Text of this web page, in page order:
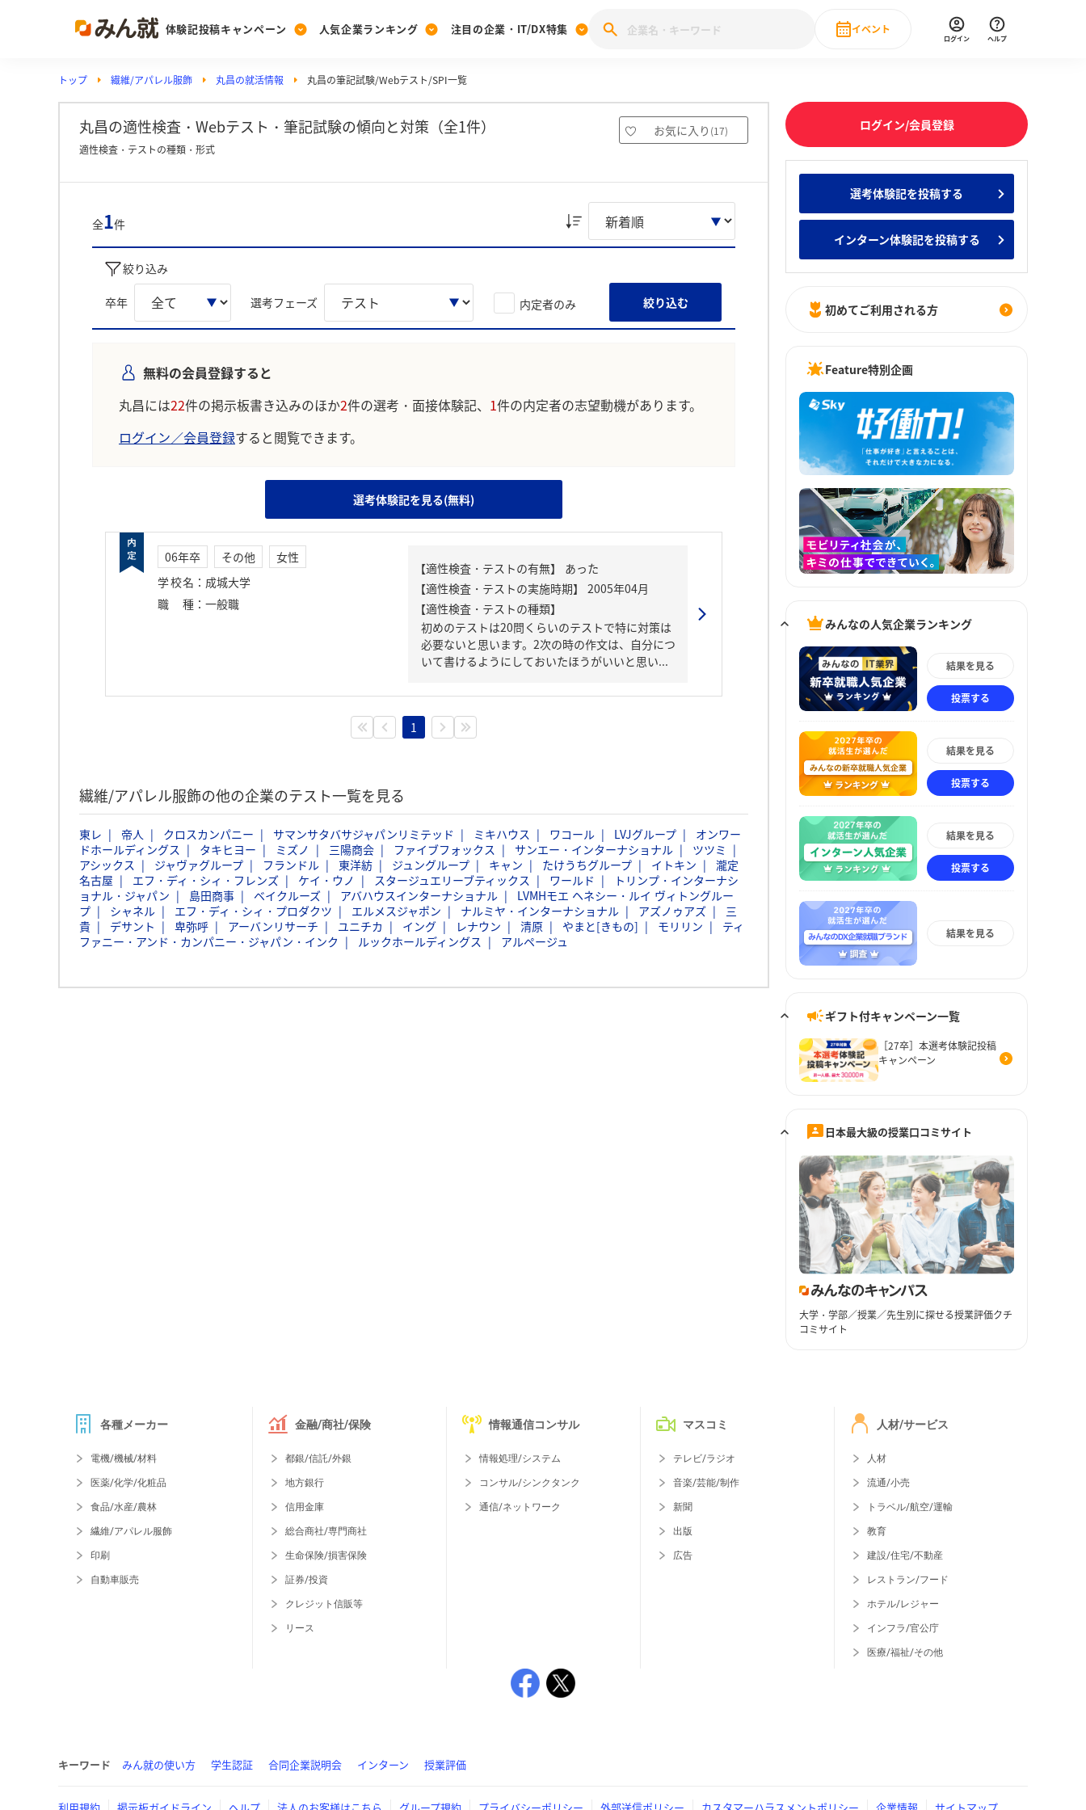
体験記投稿キャンペーン
Post
投稿する
[27卒] 本選考体験記投稿キャンペーン
人気企業ランキング
Ranking
ランキングを見る
みんなのDX企業就職ブランド調査
Vote みんなの新卒就職人気企業ランキング みんなのインターン人気企業ランキ
注目の企業・IT/DX特集
PickUp
注目の企業特集
28卒 IT・DX現場社員インタビュー
イベント
直近のイベント一覧
ログイン ヘルプ
トップ 繊維/アパレル服飾 丸昌の就活情報 丸昌の筆記試験/Webテスト/SPI一覧
丸昌の適性検査・Webテスト・筆記試験の傾向と対策（全1件） お気に入り (17)
適性検査・テストの種類・形式
全1件
絞り込み
卒年 選考フェーズ 内定者のみ 絞り込む
無料の会員登録すると
丸昌には22件の掲示板書き込みのほか2件の選考・面接体験記、 1件の内定者の志望動機があります。
ログイン／会員登録すると閲覧できます。
選考体験記を見る(無料)
06年卒 その他
女性
学校名 ： 成城大学
職種 ： 一般職
【適性検査・テストの種類】
初めのテストは20問くらいのテストで特に対策は
必要ないと思います。2次の時の作文は、自分につ
いて書けるようにしておいたほうがいいと思い...
1
繊維/アパレル服飾の他の企業のテスト一覧を見る
東レ 帝人 クロスカンパニー サマンサタバサジャパンリミテッド ミキハウス ワコール LVJグループ
オンワー
ドホールディングス
タキヒヨー ミズノ 三陽商会 ファイブフォックス サンエー・インターナショナル
ツツミ
アシックス
ジャヴァグループ フランドル 東洋紡 ジュングループ キャン たけうちグループ イトキン
瀧定
名古屋
エフ・ディ・シィ・フレンズ ケイ・ウノ スタージュエリーブティックス ワールド
トリンプ・インターナシ
ョナル・ジャパン
島田商事 ベイクルーズ アバハウスインターナショナル
LVMHモエ ヘネシー・ルイ ヴィトングルー
プ
シャネル エフ・ディ・シィ・プロダクツ エルメスジャポン ナルミヤ・インターナショナル アズノゥアズ
三
貴
デサント 卑弥呼 アーバンリサーチ ユニチカ イング レナウン 清原 やまと[きもの] モリリン
ティ
ファニー・アンド・カンパニー・ジャパン・インク
ルックホールディングス アルページュ
ログイン/会員登録
選考体験記を投稿する
インターン体験記を投稿する
初めてご利用される方
Feature特別企画
みんなの人気企業ランキング
結果を見る
投票する
結果を見る
投票する
結果を見る
投票する
結果を見る
ギフト付キャンペーン一覧
［27卒］本選考体験記投稿
キャンペーン
日本最大級の授業口コミサイト
大学・学部／授業／先生別に探せる授業評価クチ
コミサイト
各種メーカー
電機/機械/材料
医薬/化学/化粧品
食品/水産/農林
繊維/アパレル服飾
印刷
自動車販売
金融/商社/保険
都銀/信託/外銀
地方銀行
信用金庫
総合商社/専門商社
生命保険/損害保険
証券/投資
クレジット信販等
リース
情報通信コンサル
情報処理/システム
コンサル/シンクタンク
通信/ネットワーク
マスコミ
テレビ/ラジオ
音楽/芸能/制作
新聞
出版
広告
人材/サービス
人材
流通/小売
トラベル/航空/運輸
教育
建設/住宅/不動産
レストラン/フード
ホテル/レジャー
インフラ/官公庁
医療/福祉/その他
キーワード みん就の使い方 学生認証 合同企業説明会 インターン 授業評価